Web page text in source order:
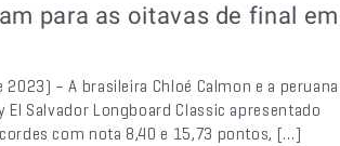
para as oitavas de final em
– A brasileira Chloé Calmon e a peruana
Salvador Longboard Classic apresentado
com nota 8,40 e 15,73 pontos, […]